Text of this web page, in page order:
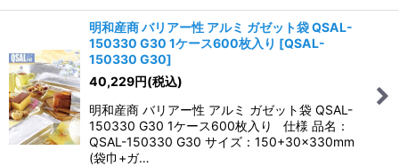
明和産商 バリアー性 アルミ ガゼット袋 QSAL-
150330 G30 1ケース600枚入り [QSAL-
150330 G30]
40,229円(税込)
明和産商 バリアー性 アルミ ガゼット袋 QSAL-
150330 G30 1ケース600枚入り 仕様 品名：
QSAL-150330 G30 サイズ：150+30×330mm
(袋巾+ガ…